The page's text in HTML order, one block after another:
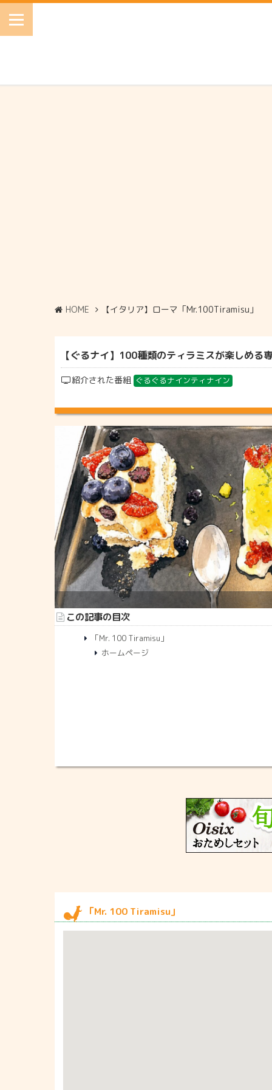
HOME 【イタリア】ローマ「Mr.100Tiramisu」
【ぐるナイ】100種類のティラミスが楽しめ
紹介された番組 ぐるぐるナインティナイン
この記事の目次
「Mr. 100 Tiramisu」
ホームページ
「Mr. 100 Tiramisu」